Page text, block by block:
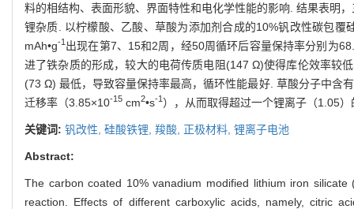
料的相结构、表面形貌、界面特性和电化学性能的影响. 结果表明
锂杂质. 以柠檬酸、乙酸、草酸为添加剂合成的10%钒改性碳包
mAh•g-1 出现在第7、15和2周，经50周循环后容量保持率分别为
进了铁杂质的形成，较大的电荷传质电阻(147 Ω)使得库伦效率较
(73 Ω) 最低，导致容量保持率最高，循环性能最好. 草酸分子中含
迁移率（3.85×10-15 cm2•s-1 ），从而取得超过一个锂离子（1.05）
关键词: 钒改性, 硅酸铁锂, 羧酸, 正极材料, 锂离子电池
Abstract:
The carbon coated 10% vanadium modified lithium iron silicate
reaction. Effects of different carboxylic acids, namely, citric